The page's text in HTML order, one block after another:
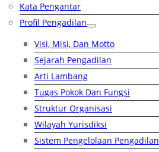
Kata Pengantar
Profil Pengadilan
Visi, Misi, Dan Motto
Sejarah Pengadilan
Arti Lambang
Tugas Pokok Dan Fungsi
Struktur Organisasi
Wilayah Yurisdiksi
Sistem Pengelolaan Pengadilan